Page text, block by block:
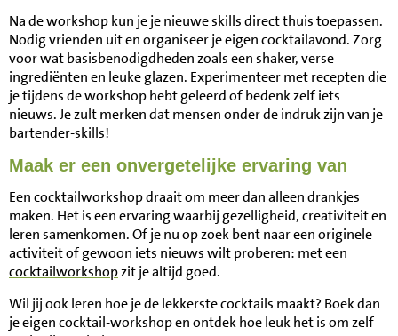
Na de workshop kun je je nieuwe skills direct thuis toepassen.
Nodig vrienden uit en organiseer je eigen cocktailavond. Zorg
voor wat basisbenodigdheden zoals een shaker, verse
ingrediënten en leuke glazen. Experimenteer met recepten die
je tijdens de workshop hebt geleerd of bedenk zelf iets
nieuws. Je zult merken dat mensen onder de indruk zijn van je
bartender-skills!
Maak er een onvergetelijke ervaring van
Een cocktailworkshop draait om meer dan alleen drankjes
maken. Het is een ervaring waarbij gezelligheid, creativiteit en
leren samenkomen. Of je nu op zoek bent naar een originele
activiteit of gewoon iets nieuws wilt proberen: met een
cocktailworkshopzit je altijd goed.
Wil jij ook leren hoe je de lekkerste cocktails maakt? Boek dan
je eigen cocktail-workshop en ontdek hoe leuk het is om zelf